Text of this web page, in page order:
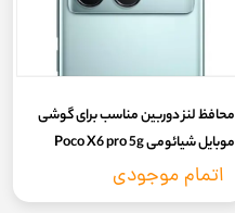
محافظ لنز دوربین مناسب برای گوشی
موبایل شیائومی Poco X6 pro 5g
اتمام موجودی